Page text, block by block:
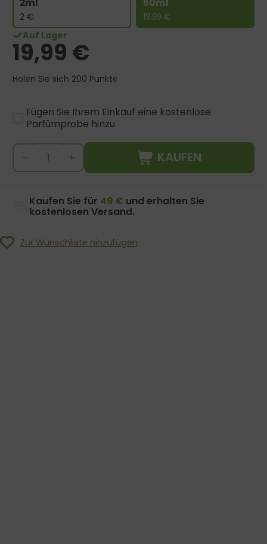
2 € 19.99 €
Auf Lager
19,99 €
Holen Sie sich 200 Punkte
Fügen Sie Ihrem Einkauf eine kostenlose
Parfümprobe hinzu
KAUFEN
Kaufen Sie für 49 € und erhalten Sie
kostenlosen Versand.
Zur Wunschliste hinzufügen